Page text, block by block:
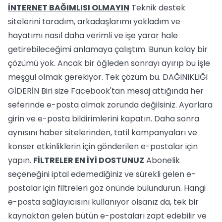
İNTERNET BAĞIMLISI OLMAYIN Teknik destek
sitelerini taradım, arkadaşlarımı yokladım ve
hayatımı nasıl daha verimli ve işe yarar hale
getirebileceğimi anlamaya çalıştım. Bunun kolay bir
çözümü yok. Ancak bir öğleden sonrayı ayırıp bu işle
meşgul olmak gerekiyor. Tek çözüm bu. DAĞINIKLIĞI
GİDERİN Biri size Facebook'tan mesaj attığında her
seferinde e-posta almak zorunda değilsiniz. Ayarlara
girin ve e-posta bildirimlerini kapatın. Daha sonra
aynısını haber sitelerinden, tatil kampanyaları ve
konser etkinliklerin için gönderilen e-postalar için
yapın. FİLTRELER EN İYİ DOSTUNUZ Abonelik
seçeneğini iptal edemediğiniz ve sürekli gelen e-
postalar için filtreleri göz önünde bulundurun. Hangi
e-posta sağlayıcısını kullanıyor olsanız da, tek bir
kaynaktan gelen bütün e-postaları zapt edebilir ve